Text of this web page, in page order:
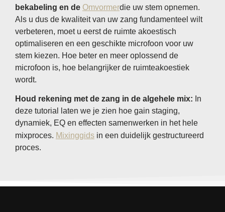
bekabeling en de Omvormerdie uw stem opnemen.
Als u dus de kwaliteit van uw zang fundamenteel wilt
verbeteren, moet u eerst de ruimte akoestisch
optimaliseren en een geschikte microfoon voor uw
stem kiezen. Hoe beter en meer oplossend de
microfoon is, hoe belangrijker de ruimteakoestiek
wordt.
Houd rekening met de zang in de algehele mix: In
deze tutorial laten we je zien hoe gain staging,
dynamiek, EQ en effecten samenwerken in het hele
mixproces. Mixinggids in een duidelijk gestructureerd
proces.